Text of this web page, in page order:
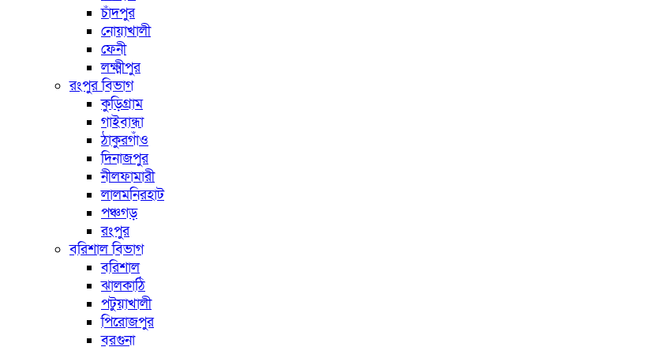
চাঁদপুর
নোয়াখালী
ফেনী
লক্ষ্মীপুর
রংপুর বিভাগ
কুড়িগ্রাম
গাইবান্ধা
ঠাকুরগাঁও
দিনাজপুর
নীলফামারী
লালমনিরহাট
পঞ্চগড়
রংপুর
বরিশাল বিভাগ
বরিশাল
ঝালকাঠি
পটুয়াখালী
পিরোজপুর
বরগুনা